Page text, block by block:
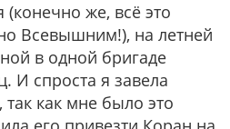
(конечно же, всё это
Всевышним!), на летней
в одной бригаде
И спроста я завела
как мне было это